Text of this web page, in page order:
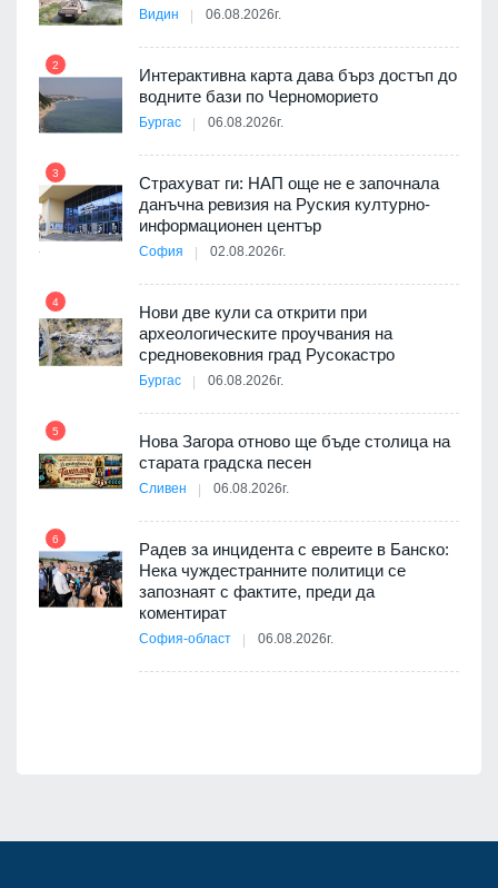
Видин 06.08.2026г.
2
Интерактивна карта дава бърз достъп до
водните бази по Черноморието
Бургас 06.08.2026г.
3
Страхуват ги: НАП още не е започнала
данъчна ревизия на Руския културно-
информационен център
София 02.08.2026г.
4
Нови две кули са открити при
археологическите проучвания на
средновековния град Русокастро
Бургас 06.08.2026г.
5
Нова Загора отново ще бъде столица на
старата градска песен
Сливен 06.08.2026г.
6
Радев за инцидента с евреите в Банско:
Нека чуждестранните политици се
запознаят с фактите, преди да
коментират
София-област 06.08.2026г.